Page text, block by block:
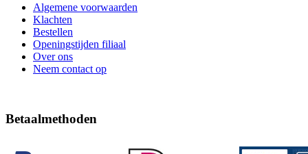
Algemene voorwaarden
Klachten
Bestellen
Openingstijden filiaal
Over ons
Neem contact op
Betaalmethoden